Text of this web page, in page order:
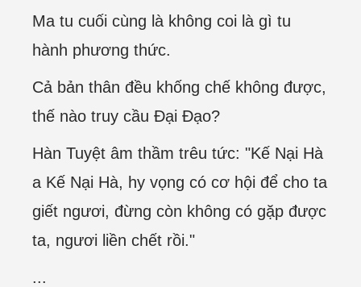
Ma tu cuối cùng là không coi là gì tu
hành phương thức.
Cả bản thân đều khống chế không được,
thế nào truy cầu Đại Đạo?
Hàn Tuyệt âm thầm trêu tức: "Kế Nại Hà
a Kế Nại Hà, hy vọng có cơ hội để cho ta
giết ngươi, đừng còn không có gặp được
ta, ngươi liền chết rồi."
...